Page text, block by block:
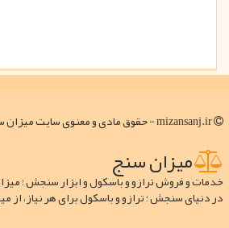
میزان سنج
خدمات و فروش ترازو و باسکول و ابزار سنجش ؛
در دنیای سنجش ؛ ترازو و باسکول برای هر نیاز، از